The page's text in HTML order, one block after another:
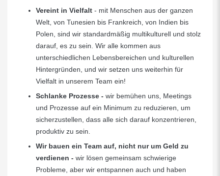
Vereint in Vielfalt - mit Menschen aus der ganzen
Welt, von Tunesien bis Frankreich, von Indien bis
Polen, sind wir standardmäßig multikulturell und stolz
darauf, es zu sein. Wir alle kommen aus
unterschiedlichen Lebensbereichen und kulturellen
Hintergründen, und wir setzen uns weiterhin für
Vielfalt in unserem Team ein!
Schlanke Prozesse - wir bemühen uns, Meetings
und Prozesse auf ein Minimum zu reduzieren, um
sicherzustellen, dass alle sich darauf konzentrieren,
produktiv zu sein.
Wir bauen ein Team auf, nicht nur um Geld zu
verdienen - wir lösen gemeinsam schwierige
Probleme, aber wir entspannen auch und haben